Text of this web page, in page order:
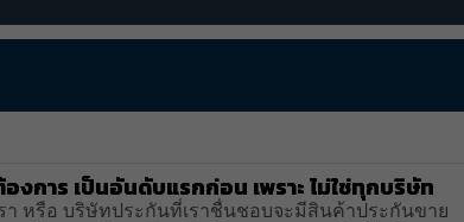
งการ เป็นอันดับแรกก่อน เพราะ ไม่ใช่ทุกบริษัท
หรือ บริษัทประกันที่เราชื่นชอบจะมีสินค้าประกันขาย